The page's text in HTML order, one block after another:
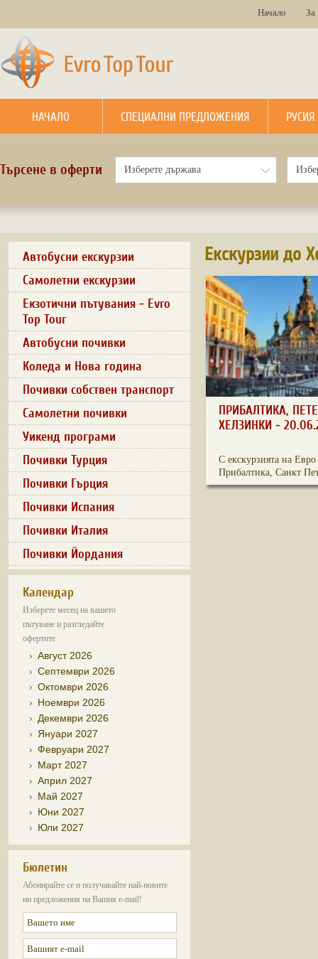
Начало За
НАЧАЛО СПЕЦИАЛНИ ПРЕДЛОЖЕНИЯ РУСИЯ
Търсене в оферти
Автобусни екскурзии
Самолетни екскурзии
Екзотични пътувания - Evro
Top Tour
Автобусни почивки
Коледа и Нова година
Почивки собствен транспорт
Самолетни почивки
Уикенд програми
Почивки Турция
Почивки Гърция
Почивки Испания
Почивки Италия
Почивки Йордания
Календар
Изберете месец на вашето
пътуване и разгледайте
офертите
Август 2026
Септември 2026
Октомври 2026
Ноември 2026
Декември 2026
Януари 2027
Февруари 2027
Март 2027
Април 2027
Май 2027
Юни 2027
Юли 2027
Бюлетин
Абонирайте се и получавайте най-новите
ни предложения на Вашия e-mail!
Екскурзии до
ПРИБАЛТИКА,
ХЕЛЗИНКИ -
С екскурзията на
Прибалтика, Санкт